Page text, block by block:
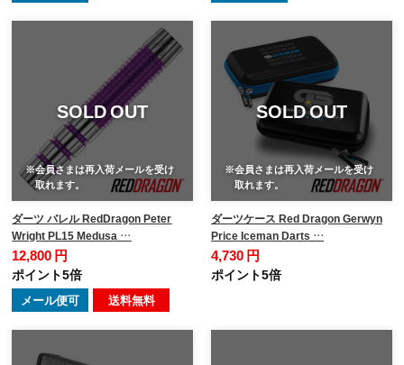
SOLD OUT
※会員さまは再入荷メールを受け
取れます。
ダーツ バレル RedDragon Peter
Wright PL15 Medusa …
12,800 円
ポイント5倍
メール便可 送料無料
SOLD OUT
※会員さまは再入荷メールを受け
取れます。
ダーツケース Red Dragon Gerwyn
Price Iceman Darts …
4,730 円
ポイント5倍